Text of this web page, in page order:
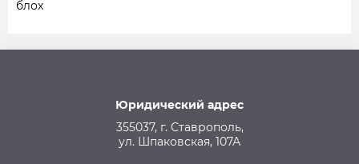
блох
Юридический адрес
355037, г. Ставрополь,
ул. Шпаковская, 107А